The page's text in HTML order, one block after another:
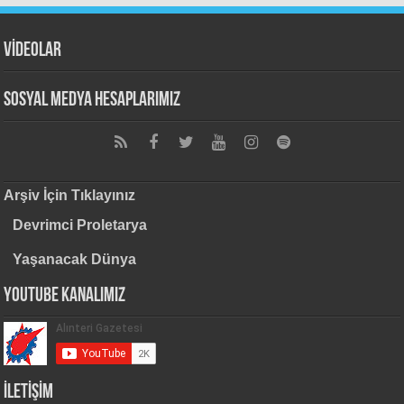
VİDEOLAR
Sosyal Medya Hesaplarımız
Arşiv İçin Tıklayınız
Devrimci Proletarya
Yaşanacak Dünya
Youtube Kanalımız
İLETİŞİM